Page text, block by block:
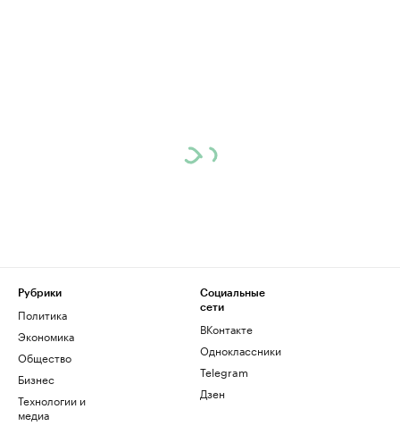
Рубрики
Политика
Экономика
Общество
Бизнес
Технологии и
медиа
Социальные
сети
ВКонтакте
Одноклассники
Telegram
Дзен